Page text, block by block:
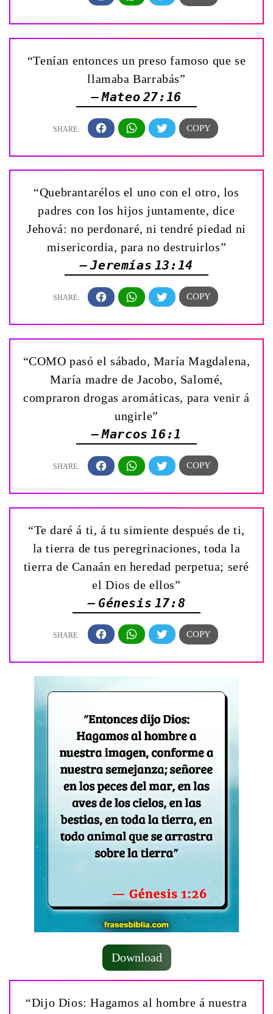
“Tenían entonces un preso famoso que se
llamaba Barrabás”
— Mateo 27:16
“Quebrantarélos el uno con el otro, los
padres con los hijos juntamente, dice
Jehová: no perdonaré, ni tendré piedad ni
misericordia, para no destruirlos”
— Jeremías 13:14
“COMO pasó el sábado, María Magdalena,
María madre de Jacobo, Salomé,
compraron drogas aromáticas, para venir á
ungirle”
— Marcos 16:1
“Te daré á ti, á tu simiente después de ti,
la tierra de tus peregrinaciones, toda la
tierra de Canaán en heredad perpetua; seré
el Dios de ellos”
— Génesis 17:8
Download
“Dijo Dios: Hagamos al hombre á nuestra